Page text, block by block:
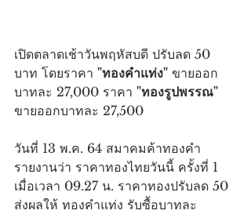
เปิดตลาดเช้าวันพฤหัสบดี ปรับลด 50
บาท โดยราคา "ทองคำแท่ง" ขายออก
บาทละ 27,000 ราคา "ทองรูปพรรณ"
ขายออกบาทละ 27,500
วันที่ 13 พ.ค. 64 สมาคมค้าทองคำ
รายงานว่า ราคาทองไทยวันนี้ ครั้งที่ 1
เมื่อเวลา 09.27 น. ราคาทองปรับลด 50
ส่งผลให้ ทองคำแท่ง รับซื้อบาทละ